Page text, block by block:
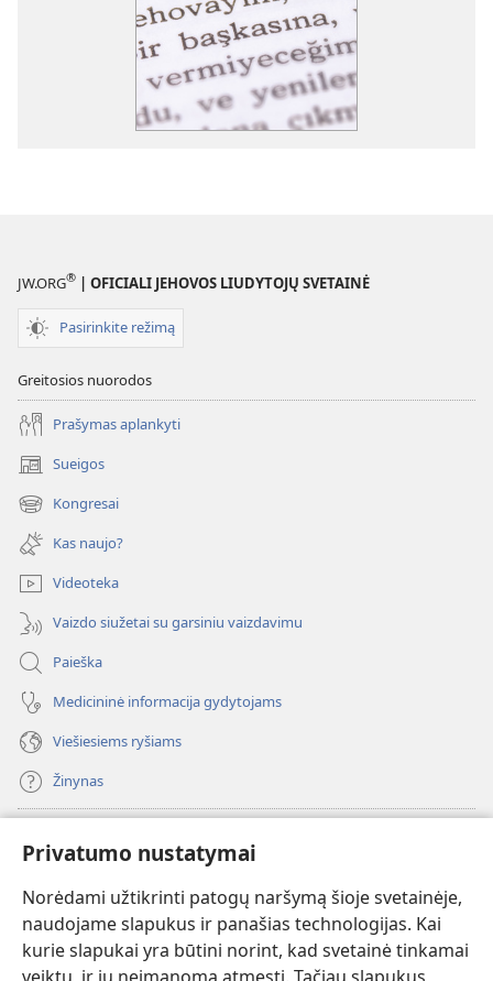
Privatumo nustatymai
Norėdami užtikrinti patogų naršymą šioje svetainėje,
naudojame slapukus ir panašias technologijas. Kai
kurie slapukai yra būtini norint, kad svetainė tinkamai
JW.ORG® | OFICIALI JEHOVOS LIUDYTOJŲ SVETAINĖ
Pasirinkite režimą
Greitosios nuorodos
Prašymas aplankyti
Sueigos
(atsiveria
naujas
langas)
Kongresai
(atsiveria
naujas
langas)
Kas naujo?
Videoteka
Vaizdo siužetai su garsiniu vaizdavimu
Paieška
Medicininė informacija gydytojams
Viešiesiems ryšiams
Žinynas
(atsiveria
naujas
langas)Sargybos bokšto INTERNETINĖ BIBLIOTEKA
(atsiveria
naujas
langas)JW Hub ®
(atsiveria